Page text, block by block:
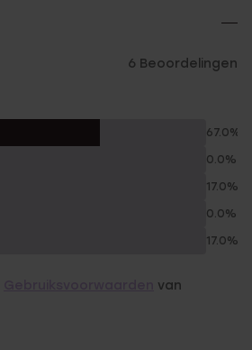
6 Beoordelingen
67.0%
0.0%
17.0%
0.0%
17.0%
van